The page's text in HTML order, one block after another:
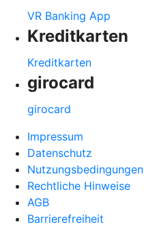
VR Banking App
Kreditkarten
Kreditkarten
girocard
girocard
Impressum
Datenschutz
Nutzungsbedingungen
Rechtliche Hinweise
AGB
Barrierefreiheit